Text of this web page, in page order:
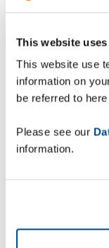
This website
This website use
information on
be referred to here
Please see our
information.
Uhrzeit:
Agenda
10:00 Uhr
und
Autonome
11:15 Uhr